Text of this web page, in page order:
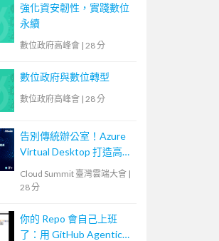
強化資安韌性，實踐數位
永續
數位政府高峰會 | 28 分
數位政府與數位轉型
數位政府高峰會 | 28 分
告別傳統辦公室！Azure
Virtual Desktop 打造高
效、安全的雲端辦公體驗
Cloud Summit 臺灣雲端大會 |
28 分
你的 Repo 會自己上班
了：用 GitHub Agentic